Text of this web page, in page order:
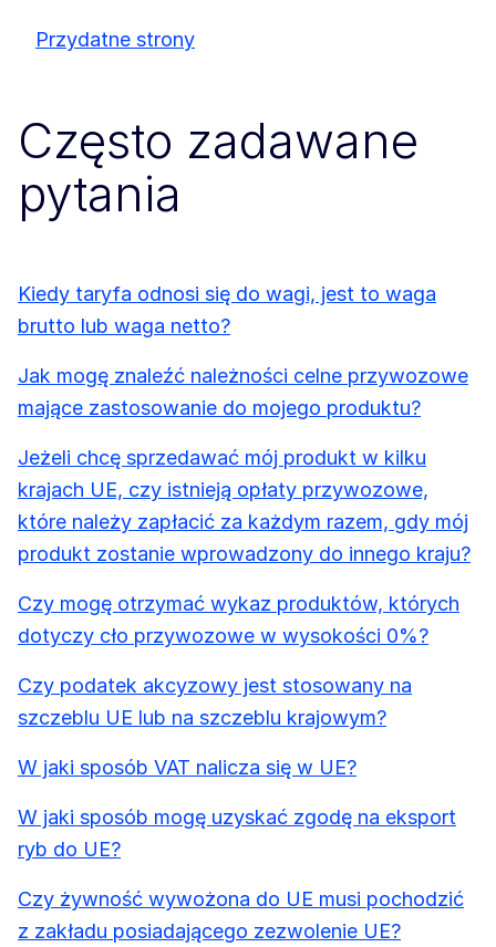
Przydatne strony
Często zadawane
pytania
Kiedy taryfa odnosi się do wagi, jest to waga
brutto lub waga netto?
Jak mogę znaleźć należności celne przywozowe
mające zastosowanie do mojego produktu?
Jeżeli chcę sprzedawać mój produkt w kilku
krajach UE, czy istnieją opłaty przywozowe,
które należy zapłacić za każdym razem, gdy mój
produkt zostanie wprowadzony do innego kraju?
Czy mogę otrzymać wykaz produktów, których
dotyczy cło przywozowe w wysokości 0%?
Czy podatek akcyzowy jest stosowany na
szczeblu UE lub na szczeblu krajowym?
W jaki sposób VAT nalicza się w UE?
W jaki sposób mogę uzyskać zgodę na eksport
ryb do UE?
Czy żywność wywożona do UE musi pochodzić
z zakładu posiadającego zezwolenie UE?